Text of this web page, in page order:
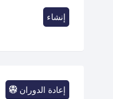
إنشاء
إعادة الدوران